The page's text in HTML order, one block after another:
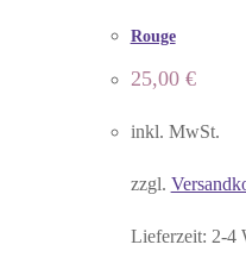
Rouge
25,00 €
inkl. MwSt.
zzgl.
Lieferzeit: 2-4